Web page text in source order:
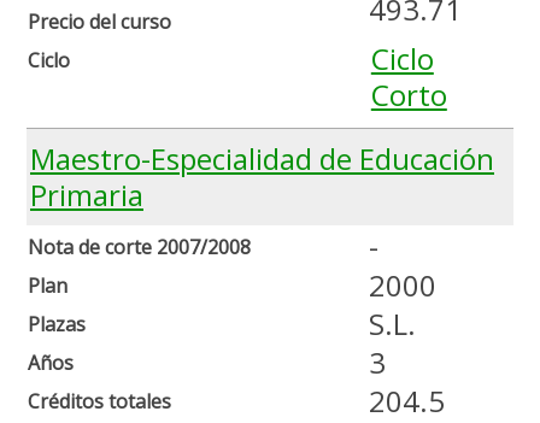
Precio del curso
Ciclo
493.71
Ciclo
Corto
Maestro-Especialidad de Educación
Primaria
Nota de corte 2007/2008
Plan
Plazas
Años
Créditos totales
-
2000
S.L.
3
204.5